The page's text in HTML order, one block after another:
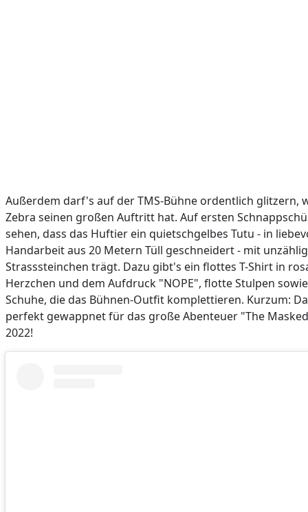
Außerdem darf's auf der TMS-Bühne ordentlich glitzern,
Zebra seinen großen Auftritt hat. Auf ersten
sehen, dass das Huftier ein quietschgelbes Tutu - in
Handarbeit aus 20 Metern Tüll geschneidert - mit
Strasssteinchen trägt. Dazu gibt's ein flottes T-Shirt in
Herzchen und dem Aufdruck "NOPE", flotte Stulpen
Schuhe, die das Bühnen-Outfit komplettieren. Kurzum:
perfekt gewappnet für das große Abenteuer "The
2022!